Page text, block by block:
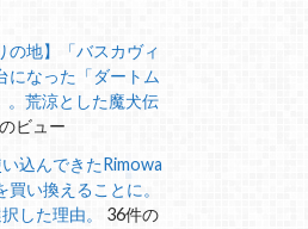
の地】「バスカヴィ
になった「ダートム
荒涼とした魔犬伝
ビュー
い込んできたRimowa
い換えることに。
した理由。
36件の